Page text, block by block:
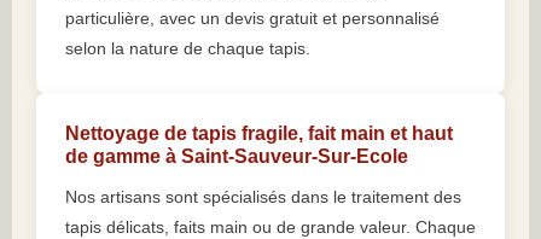
particulière, avec un devis gratuit et personnalisé
selon la nature de chaque tapis.
Nettoyage de tapis fragile, fait main et haut
de gamme à Saint-Sauveur-Sur-Ecole
Nos artisans sont spécialisés dans le traitement des
tapis délicats, faits main ou de grande valeur. Chaque